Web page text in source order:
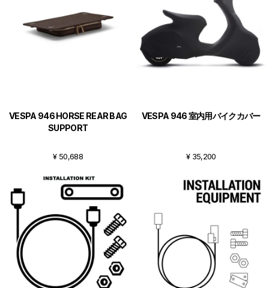
VESPA 946 HORSE REAR BAG
SUPPORT
¥ 50,688
VESPA 946 室内用バイクカバー
¥ 35,200